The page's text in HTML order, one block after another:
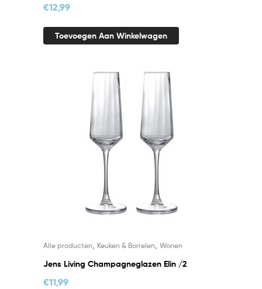
€12,99
Toevoegen Aan Winkelwagen
Alle producten, Keuken & Borrelen, Wonen
Jens Living Champagneglazen Elin /2
€11,99